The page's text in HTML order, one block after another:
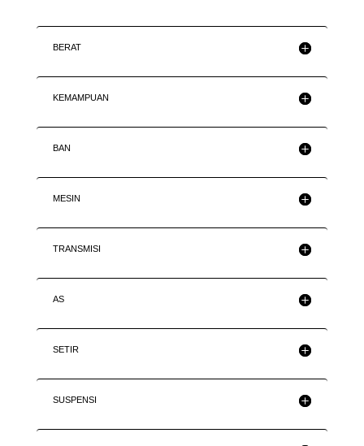
BERAT
KEMAMPUAN
BAN
MESIN
TRANSMISI
AS
SETIR
SUSPENSI